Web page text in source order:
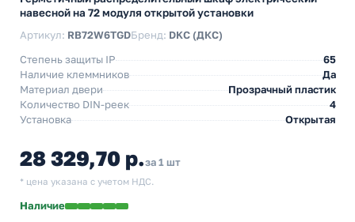
навесной на 72 модуля открытой установки
Артикул: RB72W6TGDБренд: DKC (ДКС)
Степень защиты IP
65
Наличие клеммников
Да
Материал двери
Прозрачный пластик
Количество DIN-реек
4
Установка
Открытая
28 329,70 р.за 1 шт
* цена указана с учетом НДС.
Наличие